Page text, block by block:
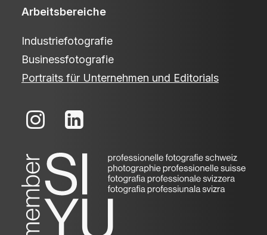
Arbeitsbereiche
Industriefotografie
Businessfotografie
Portraits für Unternehmen und Editorials